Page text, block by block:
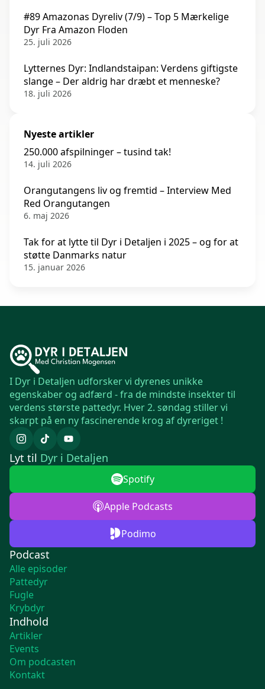
#89 Amazonas Dyreliv (7/9) – Top 5 Mærkelige
Dyr Fra Amazon Floden
25. juli 2026
Lytternes Dyr: Indlandstaipan: Verdens giftigste
slange – Der aldrig har dræbt et menneske?
18. juli 2026
Nyeste artikler
250.000 afspilninger – tusind tak!
14. juli 2026
Orangutangens liv og fremtid – Interview Med
Red Orangutangen
6. maj 2026
Tak for at lytte til Dyr i Detaljen i 2025 – og for at
støtte Danmarks natur
15. januar 2026
I Dyr i Detaljen udforsker vi dyrenes unikke
egenskaber og adfærd - fra de mindste insekter til
verdens største pattedyr. Hver 2. søndag stiller vi
skarpt på en ny fascinerende krog af dyreriget !
Podcast
Alle episoder
Pattedyr
Fugle
Krybdyr
Indhold
Artikler
Events
Om podcasten
Kontakt
Lyt til Dyr i Detaljen
Spotify
Apple Podcasts
Podimo